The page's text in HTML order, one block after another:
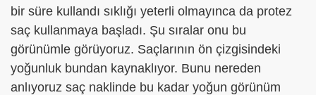
bir süre kullandı sıklığı yeterli olmayınca da protez
saç kullanmaya başladı. Şu sıralar onu bu
görünümle görüyoruz. Saçlarının ön çizgisindeki
yoğunluk bundan kaynaklıyor. Bunu nereden
anlıyoruz saç naklinde bu kadar yoğun görünüm